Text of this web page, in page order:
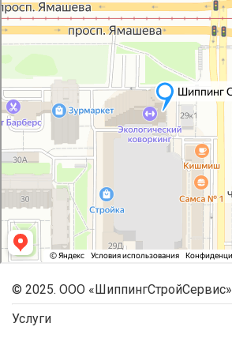
© 2025. ООО «ШиппингСтройСервис»
Услуги